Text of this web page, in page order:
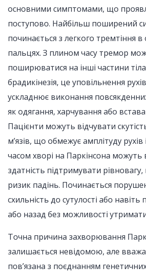
основними симптомами, що
поступово. Найбільш поширений
починається з легкого тремтіння в
пальцях. З плином часу тремор
поширюватися на інші частини
брадикінезія, це уповільнення
ускладнює виконання
як одягання, харчування або
Пацієнти можуть відчувати
м’язів, що обмежує амплітуду рухів
часом хворі на Паркінсона можуть
здатність підтримувати
ризик падінь. Починається
схильність до сутулості або навіть
або назад без можливості
Точна причина захворювання
залишається невідомою, але
пов’язана з поєднанням